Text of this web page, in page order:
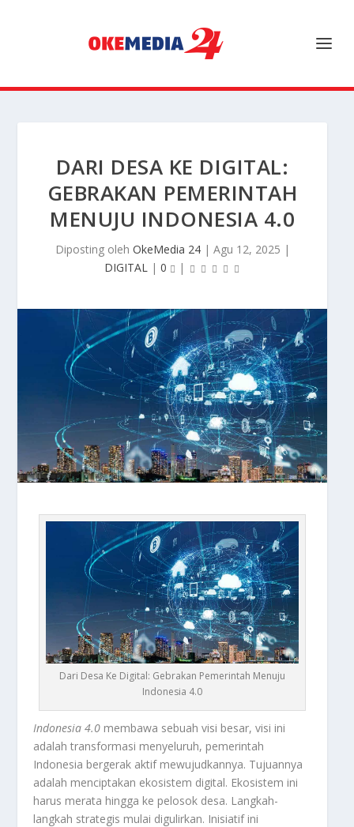
DARI DESA KE DIGITAL:
GEBRAKAN PEMERINTAH
MENUJU INDONESIA 4.0
Diposting oleh OkeMedia 24| Agu 12, 2025 |
DIGITAL | 0 |
Dari Desa Ke Digital: Gebrakan Pemerintah Menuju
Indonesia 4.0
Indonesia 4.0 membawa sebuah visi besar, visi ini
adalah transformasi menyeluruh, pemerintah
Indonesia bergerak aktif mewujudkannya. Tujuannya
adalah menciptakan ekosistem digital. Ekosistem ini
harus merata hingga ke pelosok desa. Langkah-
langkah strategis mulai digulirkan. Inisiatif ini